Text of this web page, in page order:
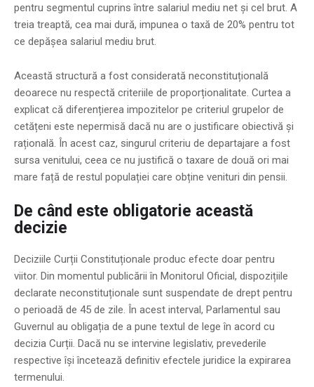
pentru segmentul cuprins între salariul mediu net și cel brut. A
treia treaptă, cea mai dură, impunea o taxă de 20% pentru tot
ce depășea salariul mediu brut.
Această structură a fost considerată neconstituțională
deoarece nu respectă criteriile de proporționalitate. Curtea a
explicat că diferențierea impozitelor pe criteriul grupelor de
cetățeni este nepermisă dacă nu are o justificare obiectivă și
rațională. În acest caz, singurul criteriu de departajare a fost
sursa venitului, ceea ce nu justifică o taxare de două ori mai
mare față de restul populației care obține venituri din pensii.
De când este obligatorie această
decizie
Deciziile Curții Constituționale produc efecte doar pentru
viitor. Din momentul publicării în Monitorul Oficial, dispozițiile
declarate neconstituționale sunt suspendate de drept pentru
o perioadă de 45 de zile. În acest interval, Parlamentul sau
Guvernul au obligația de a pune textul de lege în acord cu
decizia Curții. Dacă nu se intervine legislativ, prevederile
respective își încetează definitiv efectele juridice la expirarea
termenului.